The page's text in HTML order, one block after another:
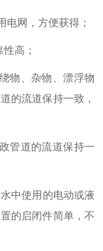
电网，方便获得；
高；
物、杂物、漂浮物
的流道保持一致，
管道的流道保持一
中使用的电动或液
的启闭件简单，不